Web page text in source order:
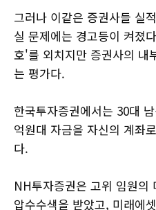
그러나 이같은 증권사들 실
실 문제에는 경고등이 켜졌
호'를 외치지만 증권사의 내
는 평가다.
한국투자증권에서는 30대
억원대 자금을 자신의 계좌
다.
NH투자증권은 고위 임원의
압수수색을 받았고, 미래에